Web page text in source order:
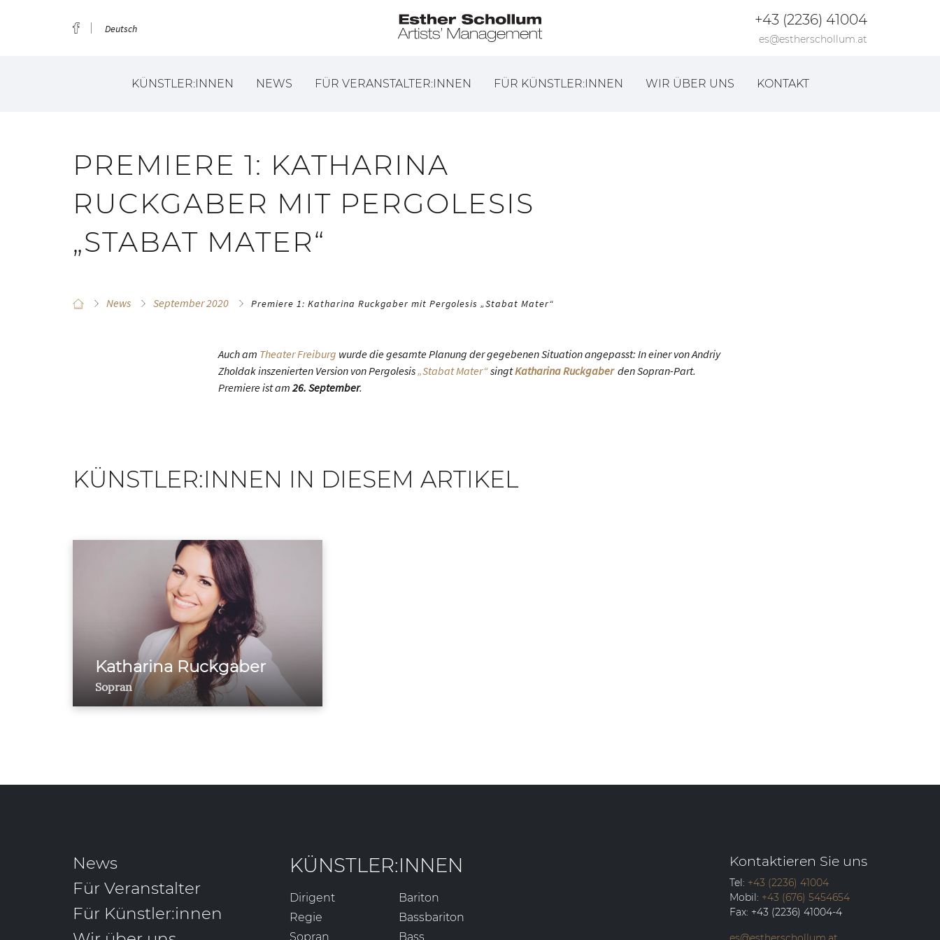
Deutsch
+43 (2236) 41004
es@estherschollum.at
KÜNSTLER:INNEN NEWS FÜR VERANSTALTER:INNEN FÜR KÜNSTLER:INNEN WIR ÜBER UNS KONTAKT
PREMIERE 1: KATHARINA
RUCKGABER MIT PERGOLESIS
„STABAT MATER“
News September 2020 Premiere 1: Katharina Ruckgaber mit Pergolesis „Stabat Mater“
Auch am Theater Freiburg wurde die gesamte Planung der gegebenen Situation angepasst: In einer von Andriy
Zholdak inszenierten Version von Pergolesis„Stabat Mater“singtKatharina Ruckgaber den Sopran-Part.
Premiere ist am26. September.
KÜNSTLER:INNEN IN DIESEM ARTIKEL
Katharina Ruckgaber
Sopran
KÜNSTLER:INNEN
Dirigent
Regie
Sopran
Bariton
Bassbariton
Bass
News
Für Veranstalter
Für Künstler:innen
Kontaktieren Sie uns
Tel: +43 (2236) 41004
Mobil: +43 (676) 5454654
Fax: +43 (2236) 41004-4